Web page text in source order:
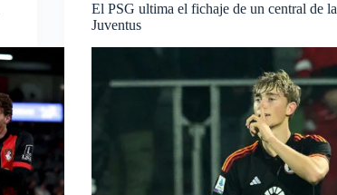
El PSG ultima el fichaje de un central de la
Juventus